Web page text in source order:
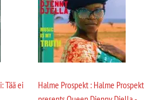
Tää ei
Halme Prospekt : Halme Prospekt